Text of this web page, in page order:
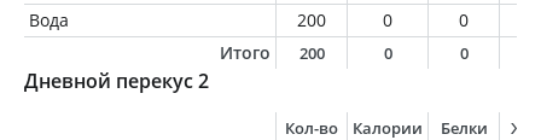
Вода 200 0 0
Итого
200 0 0
Дневной перекус 2
Кол-во Калории Белки